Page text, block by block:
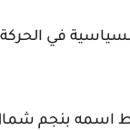
في الحركة
اسمه بنجم